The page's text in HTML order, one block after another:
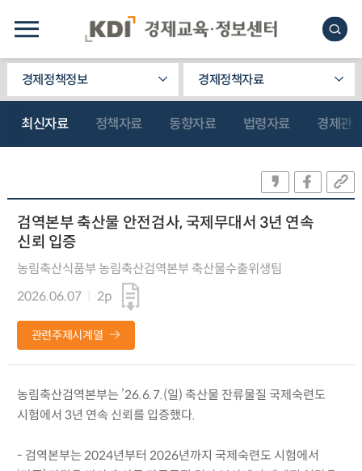
경제정책정보 경제정책자료
최신자료 정책자료 동향자료 법령자료 경제관
검역본부 축산물 안전검사, 국제무대서 3년 연속
신뢰 입증
농림축산식품부 농림축산검역본부 축산물수출위생팀
2026.06.07
2p
관련주제시계열
농림축산검역본부는 ’26.6.7.(일) 축산물 잔류물질 국제숙련도
시험에서 3년 연속 신뢰를 입증했다.
- 검역본부는 2024년부터 2026년까지 국제숙련도 시험에서